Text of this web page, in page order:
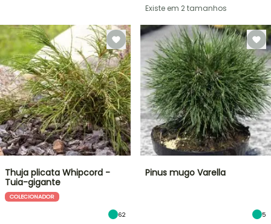
Existe em 2 tamanhos
Thuja plicata Whipcord -
Tuia-gigante
COLECIONADOR
62
Pinus mugo Varella
5